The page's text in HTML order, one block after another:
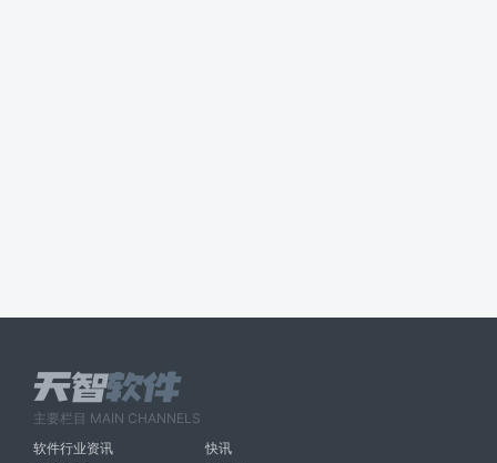
主要栏目 MAIN CHANNELS
软件行业资讯
快讯